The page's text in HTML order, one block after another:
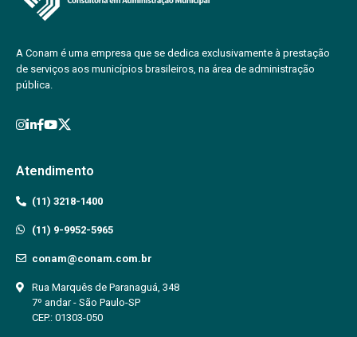
A Conam é uma empresa que se dedica exclusivamente à prestação
de serviços aos municípios brasileiros, na área de administração
pública.
Atendimento
(11) 3218-1400
(11) 9-9952-5965
conam@conam.com.br
Rua Marquês de Paranaguá, 348
7º andar - São Paulo-SP
CEP.: 01303-050